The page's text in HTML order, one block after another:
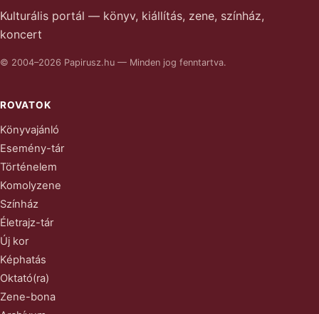
Kulturális portál — könyv, kiállítás, zene, színház,
koncert
© 2004–2026 Papirusz.hu — Minden jog fenntartva.
ROVATOK
Könyvajánló
Esemény-tár
Történelem
Komolyzene
Színház
Életrajz-tár
Új kor
Képhatás
Oktató(ra)
Zene-bona